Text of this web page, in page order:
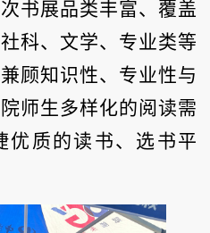
书展品类丰富、覆盖
科、文学、专业类等
顾知识性、专业性与
师生多样化的阅读需
优质的读书、选书平